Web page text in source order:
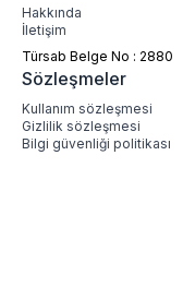
Hakkında
İletişim
Türsab Belge No : 2880
Sözleşmeler
Kullanım sözleşmesi
Gizlilik sözleşmesi
Bilgi güvenliği politikası